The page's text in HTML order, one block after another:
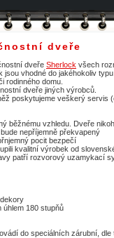
dveře
dveře Sherlock všech
jsou vhodné do jakéhokoliv
rodinného domu.
dveře jiných výrobců.
poskytujeme veškerý
běžnému vzhledu. Dveře
nepříjemně překvapený
pocit bezpečí
kvalitní výrobek od
patří rozvorový uzamykací
180 stupňů
do speciálních zárubní,